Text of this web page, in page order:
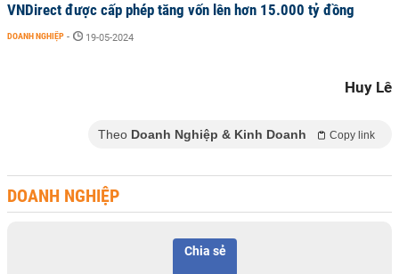
VNDirect được cấp phép tăng vốn lên hơn 15.000 tỷ đồng
DOANH NGHIỆP - 19-05-2024
Huy Lê
Theo Doanh Nghiệp & Kinh Doanh Copy link
DOANH NGHIỆP
Chia sẻ